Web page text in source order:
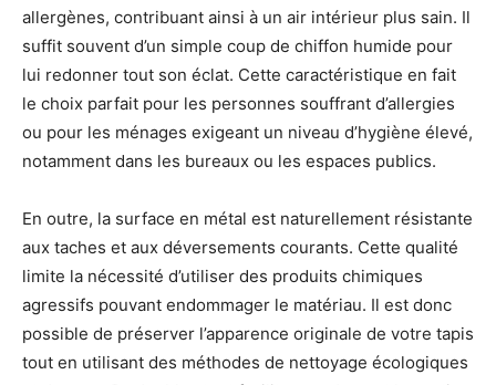
allergènes, contribuant ainsi à un air intérieur plus sain. Il
suffit souvent d’un simple coup de chiffon humide pour
lui redonner tout son éclat. Cette caractéristique en fait
le choix parfait pour les personnes souffrant d’allergies
ou pour les ménages exigeant un niveau d’hygiène élevé,
notamment dans les bureaux ou les espaces publics.
En outre, la surface en métal est naturellement résistante
aux taches et aux déversements courants. Cette qualité
limite la nécessité d’utiliser des produits chimiques
agressifs pouvant endommager le matériau. Il est donc
possible de préserver l’apparence originale de votre tapis
tout en utilisant des méthodes de nettoyage écologiques